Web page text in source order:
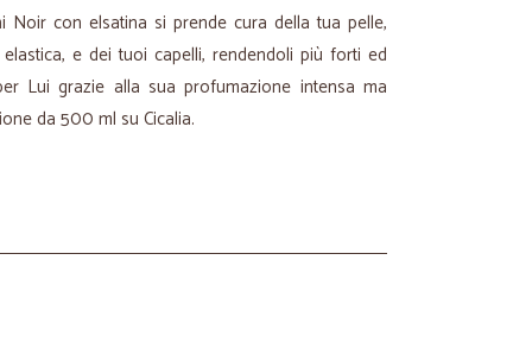
Noir con elsatina si prende cura della tua pelle,
e dei tuoi capelli, rendendoli più forti ed
Lui grazie alla sua profumazione intensa ma
da 500 ml su Cicalia.